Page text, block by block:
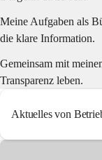
Meine Aufgaben als
die klare Information.
Gemeinsam mit
Transparenz leben.
Aktuelles von